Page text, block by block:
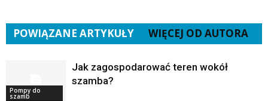
POWIĄZANE ARTYKUŁY WIĘCEJ OD AUTORA
Pompy do
szamb
Jak zagospodarować teren wokół
szamba?